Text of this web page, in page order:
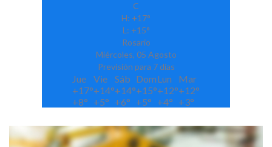
C
H: +17°
L: +15°
Rosario
Miércoles, 05 Agosto
Previsión para 7 días
Jue Vie Sáb DomLun
Mar
+17°+14°+14°+15°+12°+12°
+8° +5° +6° +5° +4° +3°